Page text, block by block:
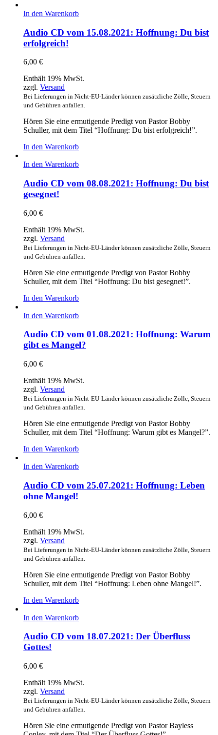
In den Warenkorb
Audio CD vom 15.08.2021: Hoffnung: Du bist
erfolgreich!
6,00 €
Enthält 19% MwSt.
zzgl. Versand
Bei Lieferungen in Nicht-EU-Länder können zusätzliche Zölle, Steuern
und Gebühren anfallen.
Hören Sie eine ermutigende Predigt von Pastor Bobby
Schuller, mit dem Titel “Hoffnung: Du bist erfolgreich!”.
In den Warenkorb
In den Warenkorb
Audio CD vom 08.08.2021: Hoffnung: Du bist
gesegnet!
6,00 €
Enthält 19% MwSt.
zzgl. Versand
Bei Lieferungen in Nicht-EU-Länder können zusätzliche Zölle, Steuern
und Gebühren anfallen.
Hören Sie eine ermutigende Predigt von Pastor Bobby
Schuller, mit dem Titel “Hoffnung: Du bist gesegnet!”.
In den Warenkorb
In den Warenkorb
Audio CD vom 01.08.2021: Hoffnung: Warum
gibt es Mangel?
6,00 €
Enthält 19% MwSt.
zzgl. Versand
Bei Lieferungen in Nicht-EU-Länder können zusätzliche Zölle, Steuern
und Gebühren anfallen.
Hören Sie eine ermutigende Predigt von Pastor Bobby
Schuller, mit dem Titel “Hoffnung: Warum gibt es Mangel?”.
In den Warenkorb
In den Warenkorb
Audio CD vom 25.07.2021: Hoffnung: Leben
ohne Mangel!
6,00 €
Enthält 19% MwSt.
zzgl. Versand
Bei Lieferungen in Nicht-EU-Länder können zusätzliche Zölle, Steuern
und Gebühren anfallen.
Hören Sie eine ermutigende Predigt von Pastor Bobby
Schuller, mit dem Titel “Hoffnung: Leben ohne Mangel!”.
In den Warenkorb
In den Warenkorb
Audio CD vom 18.07.2021: Der Überfluss
Gottes!
6,00 €
Enthält 19% MwSt.
zzgl. Versand
Bei Lieferungen in Nicht-EU-Länder können zusätzliche Zölle, Steuern
und Gebühren anfallen.
Hören Sie eine ermutigende Predigt von Pastor Bayless